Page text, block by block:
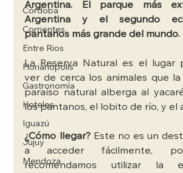
Córdoba
Corrientes
Entre Rios
Florianópolis
Gastronomía
Hoteles
Iguazú
Jujuy
Mendoza
Argentina. El parque más
Argentina y el segundo
pantanos más grande del mundo.
La Reserva Natural es el lugar
ver de cerca los animales que
paraíso natural alberga al
los pantanos, el lobito de río, y el
¿Cómo llegar? Este no es un
a acceder fácilmente,
recomendamos utilizar la